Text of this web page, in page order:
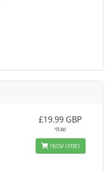
£19.99 GBP
שנתי
הזמינו עכשיו